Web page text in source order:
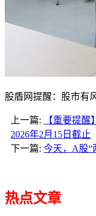
股盾网提醒：股市有
上一篇:
【重要提
2026年2月15日截止
下一篇: 今天，A股“
热点文章